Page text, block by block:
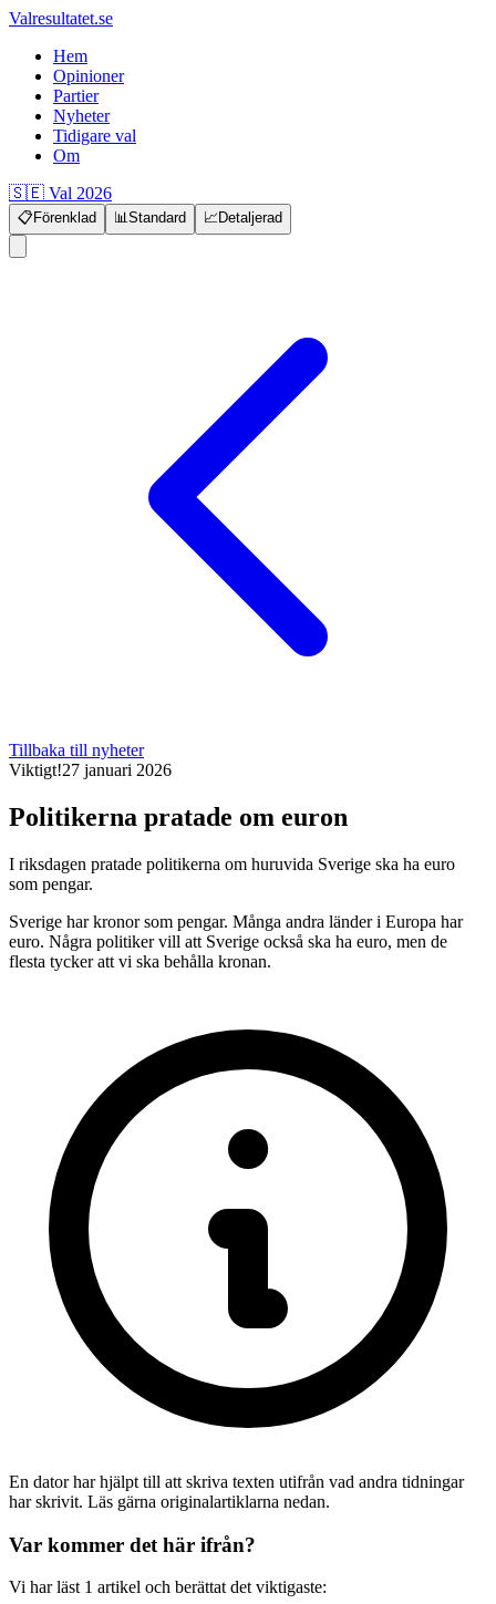
Valresultatet.se
Hem
Opinioner
Partier
Nyheter
Tidigare val
Om
🇸🇪 Val 2026
📋 Förenklad 📊Standard 📈Detaljerad
Tillbaka till nyheter
Viktigt!27 januari 2026
Politikerna pratade om euron
I riksdagen pratade politikerna om huruvida Sverige ska ha euro
som pengar.
Sverige har kronor som pengar. Många andra länder i Europa har
euro. Några politiker vill att Sverige också ska ha euro, men de
flesta tycker att vi ska behålla kronan.
En dator har hjälpt till att skriva texten utifrån vad andra tidningar
har skrivit. Läs gärna originalartiklarna nedan.
Var kommer det här ifrån?
Vi har läst 1 artikel och berättat det viktigaste: